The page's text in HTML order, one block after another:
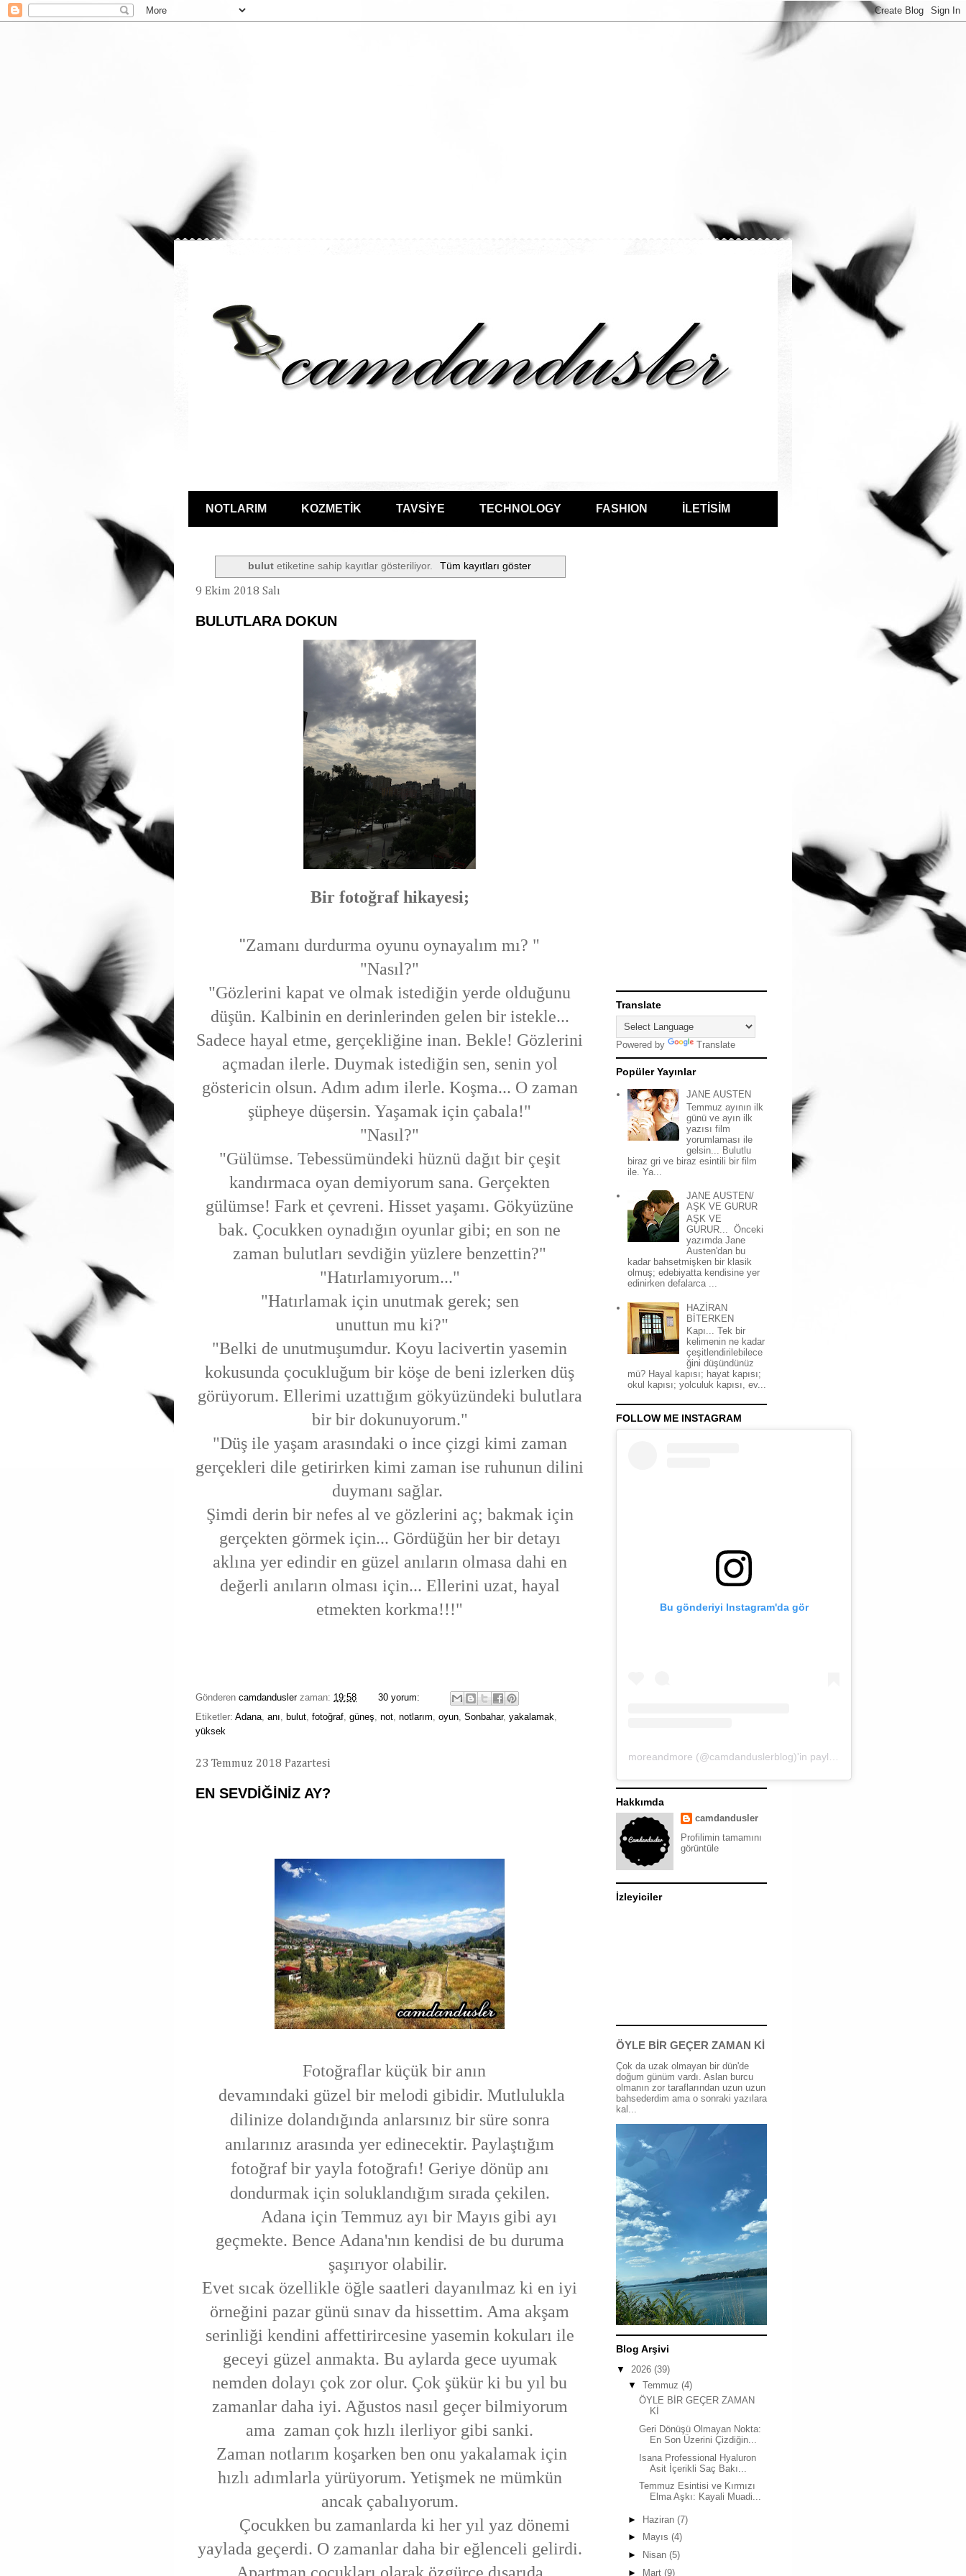
NOTLARIM KOZMETİK TAVSİYE TECHNOLOGY FASHION İLETİSİM
bulut etiketine sahip kayıtlar gösteriliyor. Tüm kayıtları göster
9 Ekim 2018 Salı
BULUTLARA DOKUN
Bir fotoğraf hikayesi;
"Zamanı durdurma oyunu oynayalım mı? "
"Nasıl?"
"Gözlerini kapat ve olmak istediğin yerde olduğunu
düşün. Kalbinin en derinlerinden gelen bir istekle...
Sadece hayal etme, gerçekliğine inan. Bekle! Gözlerini
açmadan ilerle. Duymak istediğin sen, senin yol
göstericin olsun. Adım adım ilerle. Koşma... O zaman
şüpheye düşersin. Yaşamak için çabala!"
"Nasıl?"
"Gülümse. Tebessümündeki hüznü dağıt bir çeşit
kandırmaca oyan demiyorum sana. Gerçekten
gülümse! Fark et çevreni. Hisset yaşamı. Gökyüzüne
bak. Çocukken oynadığın oyunlar gibi; en son ne
zaman bulutları sevdiğin yüzlere benzettin?"
"Hatırlamıyorum..."
"Hatırlamak için unutmak gerek; sen
unuttun mu ki?"
"Belki de unutmuşumdur. Koyu lacivertin yasemin
kokusunda çocukluğum bir köşe de beni izlerken düş
görüyorum. Ellerimi uzattığım gökyüzündeki bulutlara
bir bir dokunuyorum."
"Düş ile yaşam arasındaki o ince çizgi kimi zaman
gerçekleri dile getirirken kimi zaman ise ruhunun dilini
duymanı sağlar.
Şimdi derin bir nefes al ve gözlerini aç; bakmak için
gerçekten görmek için... Gördüğün her bir detayı
aklına yer edindir en güzel anıların olmasa dahi en
değerli anıların olması için... Ellerini uzat, hayal
etmekten korkma!!!"
Gönderen camdandusler zaman: 19:58
30 yorum:
Etiketler: Adana anı bulut fotoğraf güneş not notlarım oyun Sonbahar, yakalamak
yüksek
23 Temmuz 2018 Pazartesi
EN SEVDİĞİNİZ AY?
Fotoğraflar küçük bir anın
devamındaki güzel bir melodi gibidir. Mutlulukla
dilinize dolandığında anlarsınız bir süre sonra
anılarınız arasında yer edinecektir. Paylaştığım
fotoğraf bir yayla fotoğrafı! Geriye dönüp anı
dondurmak için soluklandığım sırada çekilen.
Adana için Temmuz ayı bir Mayıs gibi ayı
geçmekte. Bence Adana'nın kendisi de bu duruma
şaşırıyor olabilir.
Evet sıcak özellikle öğle saatleri dayanılmaz ki en iyi
örneğini pazar günü sınav da hissettim. Ama akşam
serinliği kendini affettirircesine yasemin kokuları ile
geceyi güzel anmakta. Bu aylarda gece uyumak
nemden dolayı çok zor olur. Çok şükür ki bu yıl bu
zamanlar daha iyi. Ağustos nasıl geçer bilmiyorum
ama zaman çok hızlı ilerliyor gibi sanki.
Zaman notlarım koşarken ben onu yakalamak için
hızlı adımlarla yürüyorum. Yetişmek ne mümkün
ancak çabalıyorum.
Çocukken bu zamanlarda ki her yıl yaz dönemi
yaylada geçerdi. O zamanlar daha bir eğlenceli gelirdi.
Apartman çocukları olarak özgürce dışarıda
Translate
Powered by Translate
Popüler Yayınlar
JANE AUSTEN
Temmuz ayının ilk
günü ve ayın ilk
yazısı film
yorumlaması ile
gelsin... Bulutlu
biraz gri ve biraz esintili bir film
ile. Ya...
JANE AUSTEN/
AŞK VE GURUR
AŞK VE
GURUR... Önceki
yazımda Jane
Austen'dan bu
kadar bahsetmişken bir klasik
olmuş; edebiyatta kendisine yer
edinirken defalarca ...
HAZİRAN
BİTERKEN
Kapı... Tek bir
kelimenin ne kadar
çeşitlendirilebilece
ğini düşündünüz
mü? Hayal kapısı; hayat kapısı;
okul kapısı; yolculuk kapısı, ev...
FOLLOW ME INSTAGRAM
Bu gönderiyi Instagram'da gör
Hakkımda
camdandusler
Profilimin tamamını
görüntüle
İzleyiciler
ÖYLE BİR GEÇER ZAMAN Kİ
Çok da uzak olmayan bir dün'de
doğum günüm vardı. Aslan burcu
olmanın zor taraflarından uzun uzun
bahsederdim ama o sonraki yazılara
kal...
Blog Arşivi
▼ 2026 (39)
▼ Temmuz (4)
ÖYLE BİR GEÇER ZAMAN
Kİ
Geri Dönüşü Olmayan Nokta:
En Son Üzerini Çizdiğin...
Isana Professional Hyaluron
Asit İçerikli Saç Bakı...
Temmuz Esintisi ve Kırmızı
Elma Aşkı: Kayali Muadi...
► Haziran (7)
►
Mayıs (4)
►
Nisan (5)
►
Mart (9)